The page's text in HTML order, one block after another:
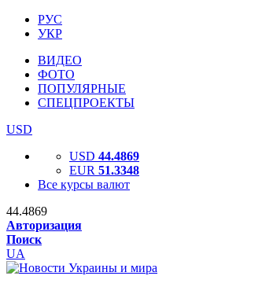
РУС
УКР
ВИДЕО
ФОТО
ПОПУЛЯРНЫЕ
СПЕЦПРОЕКТЫ
USD
USD 44.4869
EUR 51.3348
Все курсы валют
44.4869
Авторизация
Поиск
UA